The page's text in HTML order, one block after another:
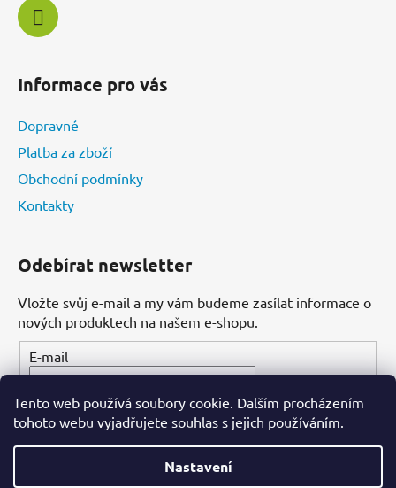
Tento web používá soubory cookie. Dalším procházením
tohoto webu vyjadřujete souhlas s jejich používáním.
Nastavení
Informace pro vás
Dopravné
Platba za zboží
Obchodní podmínky
Kontakty
Odebírat newsletter
Vložte svůj e-mail a my vám budeme zasílat informace o
nových produktech na našem e-shopu.
E-mail
PŘIHLÁSIT SE